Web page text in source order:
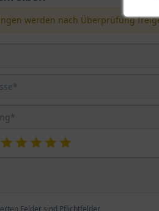
werden nach Überprüfung
Felder sind Pflichtfelder.